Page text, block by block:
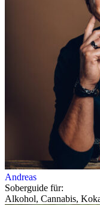
Andreas
Soberguide für:
Alkohol, Cannabis,